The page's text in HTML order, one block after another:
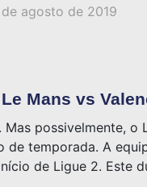
agosto de 2019
Le Mans vs
Mas possivelmente,
temporada. A
de Ligue 2. Este